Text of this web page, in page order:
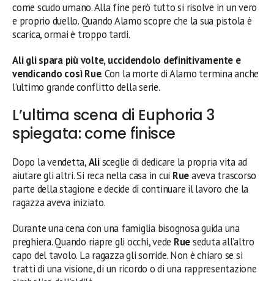
come scudo umano. Alla fine però tutto si risolve in un vero
e proprio duello. Quando Alamo scopre che la sua pistola è
scarica, ormai è troppo tardi.
Ali gli spara più volte, uccidendolo definitivamente e
vendicando così Rue. Con la morte di Alamo termina anche
l’ultimo grande conflitto della serie.
L’ultima scena di Euphoria 3
spiegata: come finisce
Dopo la vendetta,Alisceglie di dedicare la propria vita ad
aiutare gli altri. Si reca nella casa in cui Rueaveva trascorso
parte della stagione e decide di continuare il lavoro che la
ragazza aveva iniziato.
Durante una cena con una famiglia bisognosa guida una
preghiera. Quando riapre gli occhi, vede Rueseduta all’altro
capo del tavolo. La ragazza gli sorride. Non è chiaro se si
tratti di una visione, di un ricordo o di una rappresentazione